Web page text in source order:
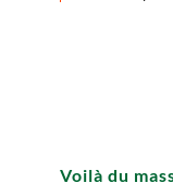
Voilà du